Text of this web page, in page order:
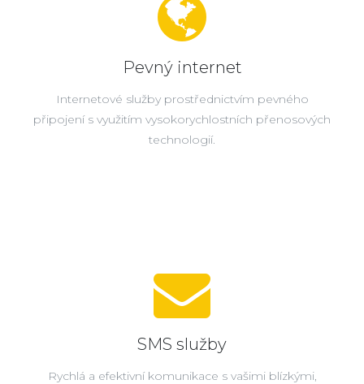
Pevný internet
Internetové služby prostřednictvím pevného
připojení s využitím vysokorychlostních přenosových
technologií.
SMS služby
Rychlá a efektivní komunikace s vašimi blízkými,